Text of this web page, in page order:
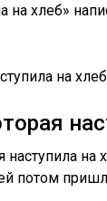
на хлеб»
на
потом